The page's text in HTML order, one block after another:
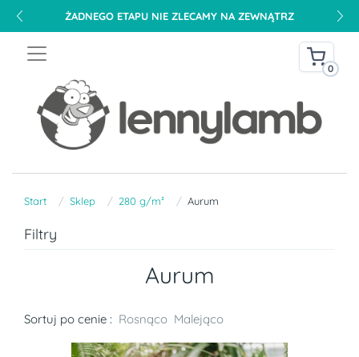
ŻADNEGO ETAPU NIE ZLECAMY NA ZEWNĄTRZ
0
Start Sklep 280 g/m² Aurum
Filtry
Aurum
Sortuj po cenie : Rosnąco Malejąco